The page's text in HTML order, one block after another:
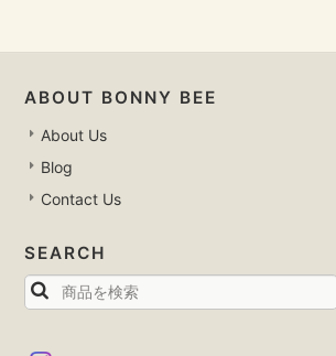
ABOUT BONNY BEE
About Us
Blog
Contact Us
SEARCH